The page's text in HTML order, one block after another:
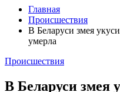
Главная
Происшествия
В Беларуси змея
умерла
Происшествия
В Беларуси змея